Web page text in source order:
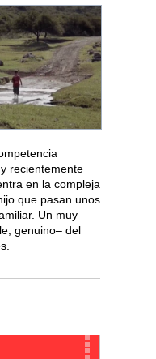
recientemente
en la compleja
que pasan unos
Un muy
genuino– del